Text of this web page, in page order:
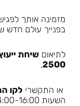
מזמינה אותך
בפנייך עולם חדש
לתיאום שיחת
2500
,
או התקשרי לקו
השעות 14:00-16:00.